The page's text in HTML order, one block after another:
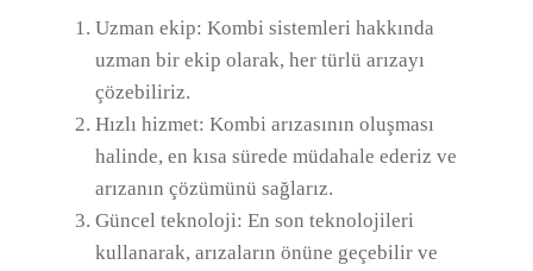
Uzman ekip: Kombi sistemleri hakkında
uzman bir ekip olarak, her türlü arızayı
çözebiliriz.
Hızlı hizmet: Kombi arızasının oluşması
halinde, en kısa sürede müdahale ederiz ve
arızanın çözümünü sağlarız.
Güncel teknoloji: En son teknolojileri
kullanarak, arızaların önüne geçebilir ve